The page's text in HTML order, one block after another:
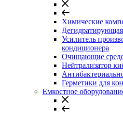
Химические
Усилитель
кондиционера
Очищающие
Нейтрализатор
Герметики для
Емкостное